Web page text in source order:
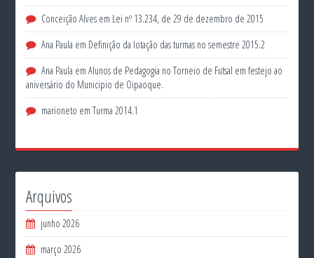
Conceição Alves em Lei nº 13.234, de 29 de dezembro de 2015
Ana Paula em Definição da lotação das turmas no semestre 2015.2
Ana Paula emAlunos de Pedagogia no Torneio de Futsal em festejo ao
aniversário do Municipio de Oipaoque.
marioneto emTurma 2014.1
Arquivos
junho 2026
março 2026